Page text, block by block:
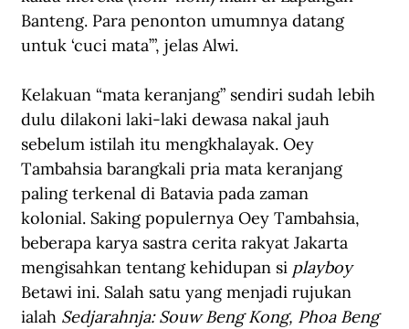
Banteng. Para penonton umumnya datang
untuk ‘cuci mata’”, jelas Alwi.
Kelakuan “mata keranjang” sendiri sudah lebih
dulu dilakoni laki-laki dewasa nakal jauh
sebelum istilah itu mengkhalayak. Oey
Tambahsia barangkali pria mata keranjang
paling terkenal di Batavia pada zaman
kolonial. Saking populernya Oey Tambahsia,
beberapa karya sastra cerita rakyat Jakarta
mengisahkan tentang kehidupan si playboy
Betawi ini. Salah satu yang menjadi rujukan
ialah Sedjarahnja: Souw Beng Kong, Phoa Beng